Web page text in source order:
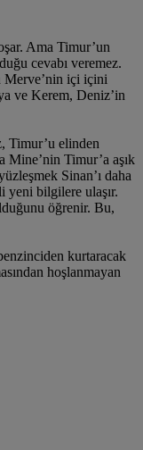
Ama Timur’un
cevabı veremez.
Merve’nin içi içini
ve Kerem, Deniz’in
Timur’u elinden
Mine’nin Timur’a aşık
Sinan’ı daha
yeni bilgilere ulaşır.
öğrenir. Bu,
kurtaracak
hoşlanmayan